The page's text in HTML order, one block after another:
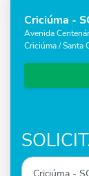
Criciúma -
Avenida
Criciúma / Santa